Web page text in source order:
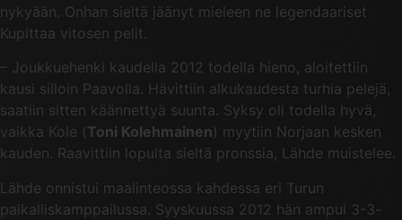
nykyään. Onhan sieltä jäänyt mieleen ne legendaariset
Kupittaa vitosen pelit.
– Joukkuehenki kaudella 2012 todella hieno, aloitettiin
kausi silloin Paavolla. Hävittiin alkukaudesta turhia pelejä,
saatiin sitten käännettyä suunta. Syksy oli todella hyvä,
vaikka Kole (Toni Kolehmainen) myytiin Norjaan kesken
kauden. Raavittiin lopulta sieltä pronssia, Lähde muistelee.
Lähde onnistui maalinteossa kahdessa eri Turun
paikalliskamppailussa. Syyskuussa 2012 hän ampui 3-3-